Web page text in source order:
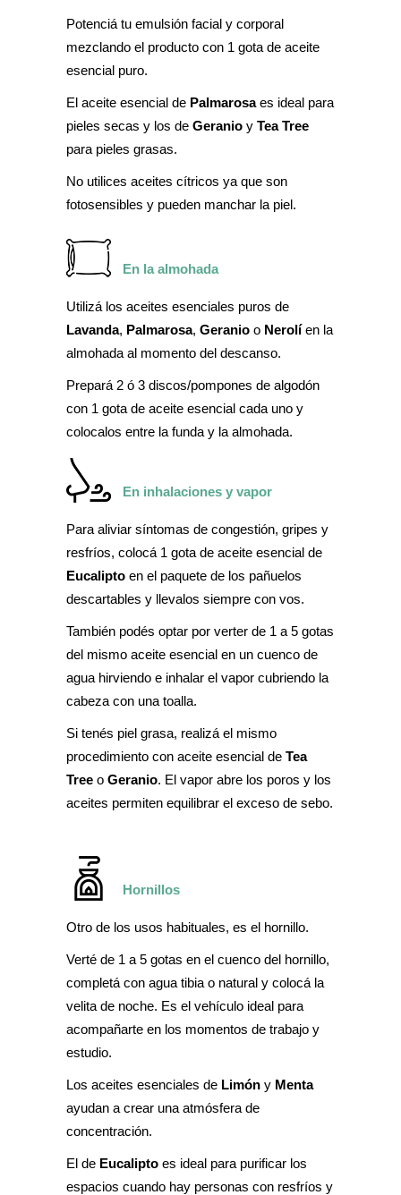
Potenciá tu emulsión facial y corporal
mezclando el producto con 1 gota de aceite
esencial puro.
El aceite esencial de Palmarosaes ideal para
pieles secas y los de Geranio y Tea Tree
para pieles grasas.
No utilices aceites cítricos ya que son
fotosensibles y pueden manchar la piel.
En la almohada
Utilizá los aceites esenciales puros de
Lavanda, Palmarosa, Geranio o Nerolíen la
almohada al momento del descanso.
Prepará 2 ó 3 discos/pompones de algodón
con 1 gota de aceite esencial cada uno y
colocalos entre la funda y la almohada.
En inhalaciones y vapor
Para aliviar síntomas de congestión, gripes y
resfríos, colocá 1 gota de aceite esencial de
Eucalipto en el paquete de los pañuelos
descartables y llevalos siempre con vos.
También podés optar por verter de 1 a 5 gotas
del mismo aceite esencial en un cuenco de
agua hirviendo e inhalar el vapor cubriendo la
cabeza con una toalla.
Si tenés piel grasa, realizá el mismo
procedimiento con aceite esencial de Tea
Tree o Geranio. El vapor abre los poros y los
aceites permiten equilibrar el exceso de sebo.
Hornillos
Otro de los usos habituales, es el hornillo.
Verté de 1 a 5 gotas en el cuenco del hornillo,
completá con agua tibia o natural y colocá la
velita de noche. Es el vehículo ideal para
acompañarte en los momentos de trabajo y
estudio.
Los aceites esenciales de Limón y Menta
ayudan a crear una atmósfera de
concentración.
El de Eucalipto es ideal para purificar los
espacios cuando hay personas con resfríos y